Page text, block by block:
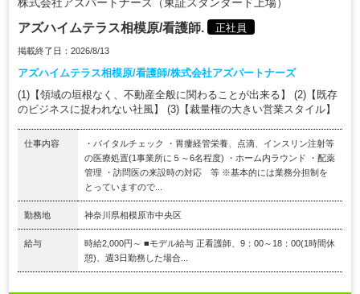
アズハイムテラス相模原/看護師. 正社員
掲載終了日：2026/8/13
アズハイムテラス相模原/看護師/株式会社アズパートナーズ
(1)【領域の垣根なく、不動産全般に関わることが出来る】 (2)【既存
のビジネスに捉われない社風】 (3)【裁量権の大きい営業スタイル】
仕事内容
・バイタルチェック ・胃瘻経管栄養、点滴、インスリン注射等
の医療処置(1事業所に５～6名程度) ・ホーム内ラウンド ・配薬
管理 ・訪問医の来設時の対応 等 ※基本的には業務分担制を
とっていますので...
勤務地 神奈川県相模原市中央区
給与
時給2,000円～ ■モデル給与 正看護師、9：00～18：00(1時間休
憩)、週3日勤務した場合...